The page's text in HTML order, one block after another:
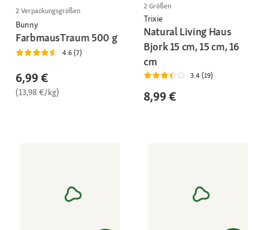
2 Verpackungsgrößen
Bunny
FarbmausTraum 500 g
4.6 (7)
6,99 €
(13,98 €/kg)
2 Größen
Trixie
Natural Living Haus
Bjork 15 cm, 15 cm, 16
cm
3.4 (19)
8,99 €